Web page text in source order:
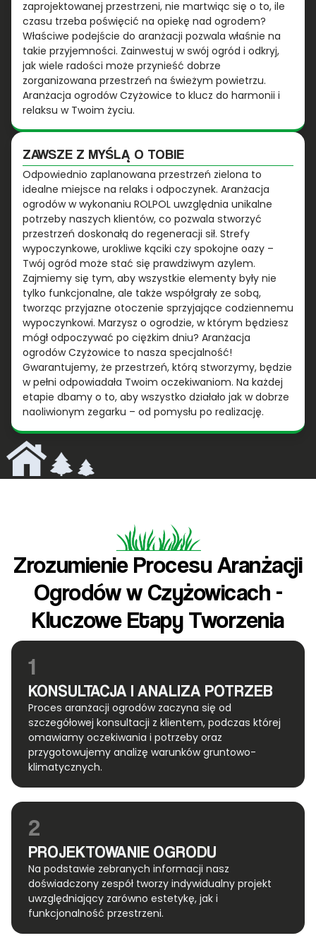
zaprojektowanej przestrzeni, nie martwiąc się o to, ile
czasu trzeba poświęcić na opiekę nad ogrodem?
Właściwe podejście do aranżacji pozwala właśnie na
takie przyjemności. Zainwestuj w swój ogród i odkryj,
jak wiele radości może przynieść dobrze
zorganizowana przestrzeń na świeżym powietrzu.
Aranżacja ogrodów Czyżowice to klucz do harmonii i
relaksu w Twoim życiu.
ZAWSZE Z MYŚLĄ O TOBIE
Odpowiednio zaplanowana przestrzeń zielona to
idealne miejsce na relaks i odpoczynek. Aranżacja
ogrodów w wykonaniu ROLPOL uwzględnia unikalne
potrzeby naszych klientów, co pozwala stworzyć
przestrzeń doskonałą do regeneracji sił. Strefy
wypoczynkowe, urokliwe kąciki czy spokojne oazy –
Twój ogród może stać się prawdziwym azylem.
Zajmiemy się tym, aby wszystkie elementy były nie
tylko funkcjonalne, ale także współgrały ze sobą,
tworząc przyjazne otoczenie sprzyjające codziennemu
wypoczynkowi. Marzysz o ogrodzie, w którym będziesz
mógł odpoczywać po ciężkim dniu? Aranżacja
ogrodów Czyżowice to nasza specjalność!
Gwarantujemy, że przestrzeń, którą stworzymy, będzie
w pełni odpowiadała Twoim oczekiwaniom. Na każdej
etapie dbamy o to, aby wszystko działało jak w dobrze
naoliwionym zegarku – od pomysłu po realizację.
Zrozumienie Procesu Aranżacji
Ogrodów w Czyżowicach -
Kluczowe Etapy Tworzenia
1
KONSULTACJA I ANALIZA POTRZEB
Proces aranżacji ogrodów zaczyna się od
szczegółowej konsultacji z klientem, podczas której
omawiamy oczekiwania i potrzeby oraz
przygotowujemy analizę warunków gruntowo-
klimatycznych.
2
PROJEKTOWANIE OGRODU
Na podstawie zebranych informacji nasz
doświadczony zespół tworzy indywidualny projekt
uwzględniający zarówno estetykę, jak i
funkcjonalność przestrzeni.